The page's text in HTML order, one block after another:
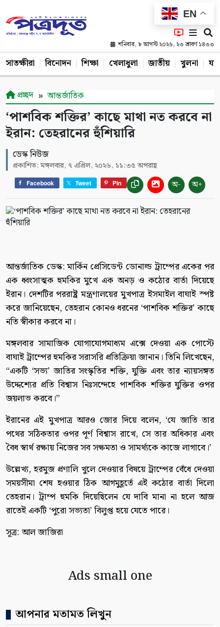
EN
শনিবার, ৮ আগস্ট ২০২৬, ২৩ শ্রাবণ ১৪৩৩
সাতক্ষীরা বিনোদন শিক্ষা খেলাধুলা জাতীয় খুলনা
প্রচ্ছদ আন্তর্জাতিক
‘পাশবিক শক্তির’ কাছে মাথা নত করবে না
ইরান: তেহরানের হুঁশিয়ারি
ডেস্ক নিউজ
প্রকাশিত: মঙ্গলবার, ৭ এপ্রিল, ২০২৬, ১১:৩৫ অপরাহ্ণ
Facebook Tweet Pin অ- অ+
আন্তর্জাতিক ডেস্ক: মার্কিন প্রেসিডেন্ট ডোনাল্ড ট্রাম্পের একের পর
এক ধ্বংসাত্মক হুমকির মুখে এক অনড় ও কঠোর বার্তা দিয়েছে
ইরান। দেশটির পররাষ্ট্র মন্ত্রণালয়ের মুখপাত্র ইসমাইল বাঘাই স্পষ্ট
করে জানিয়েছেন, তেহরান কোনও ধরনের ‘পাশবিক শক্তির’ কাছে
নতি স্বীকার করবে না।
মঙ্গলবার সামাজিক যোগাযোগমাধ্যম এক্সে দেওয়া এক পোস্টে
বাঘাই ট্রাম্পের হুমকির সরাসরি প্রতিক্রিয়া জানান। তিনি লিখেছেন,
“একটি ‘সভ্য’ জাতির সংস্কৃতির শক্তি, যুক্তি এবং তার ন্যায়সঙ্গত
উদ্দেশ্যের প্রতি বিশ্বাস নিঃসন্দেহে পাশবিক শক্তির যুক্তির ওপর
জয়লাভ করবে।”
ইরানের এই মুখপাত্র আরও জোর দিয়ে বলেন, ‘যে জাতি তার
পথের সঠিকতার ওপর পূর্ণ বিশ্বাস রাখে, সে তার অধিকার এবং
বৈধ স্বার্থ রক্ষায় নিজের সব সক্ষমতা ও সামর্থ্যকে কাজে লাগাবে।’
উল্লেখ্য, হরমুজ প্রণালি খুলে দেওয়ার বিষয়ে ট্রাম্পের বেঁধে দেওয়া
সময়সীমা শেষ হওয়ার ঠিক আগমুহূর্তে এই কঠোর বার্তা দিলো
তেহরান। ট্রাম্প হুমকি দিয়েছিলেন যে দাবি মানা না হলে আজ
রাতেই একটি ‘পুরো সভ্যতা’ বিলুপ্ত হয়ে যেতে পারে।
সূত্র: আল জাজিরা
Ads small one
আপনার মতামত লিখুন